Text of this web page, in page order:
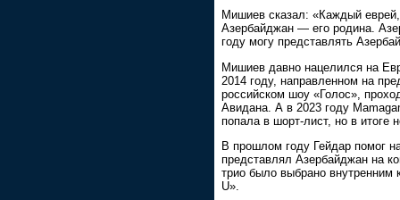
Мишиев сказал: «Каждый
Азербайджан — его родина.
году могу представлять
Мишиев давно нацелился на
2014 году, направленном на
российском шоу «Голос»,
Авидана. А в 2023 году
попала в шорт-лист, но в итоге
В прошлом году Гейдар помог
представлял Азербайджан на
трио было выбрано внутренним
U».